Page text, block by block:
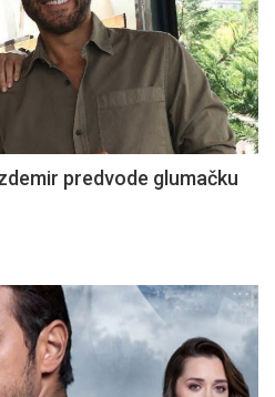
predvode glumačku